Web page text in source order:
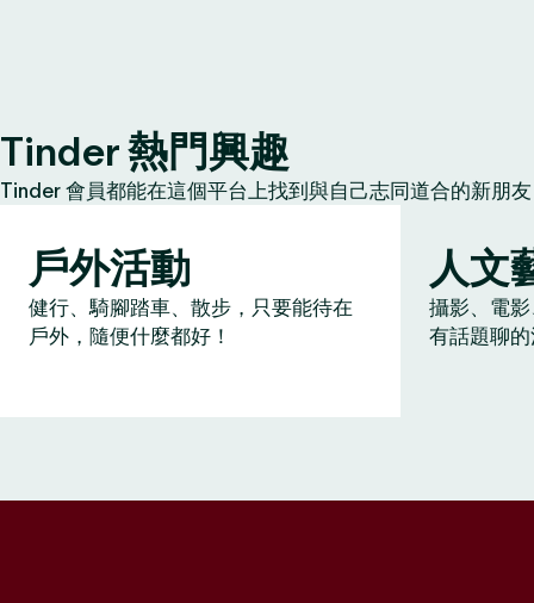
Tinder 熱門興趣
Tinder 會員都能在這個平台上找到與自己志同道合的新朋
戶外活動
健行、騎腳踏車、散步，只要能待在
戶外，隨便什麼都好！
人文
攝影、電
有話題聊